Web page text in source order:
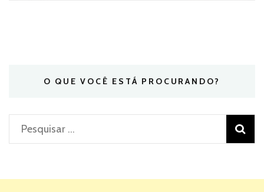
O QUE VOCÊ ESTÁ PROCURANDO?
Pesquisar
por: